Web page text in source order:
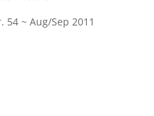
~ Aug/Sep 2011